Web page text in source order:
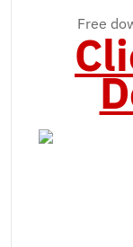
Free